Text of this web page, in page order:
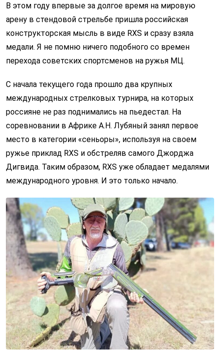
В этом году впервые за долгое время на мировую
арену в стендовой стрельбе пришла российская
конструкторская мысль в виде RXS и сразу взяла
медали. Я не помню ничего подобного со времен
перехода советских спортсменов на ружья МЦ.
C начала текущего года прошло два крупных
международных стрелковых турнира, на которых
россияне не раз поднимались на пьедестал. На
соревновании в Африке А.Н. Лубяный занял первое
место в категории «сеньоры», используя на своем
ружье приклад RXS и обстреляв самого Джорджа
Дигвида. Таким образом, RXS уже обладает медалями
международного уровня. И это только начало.